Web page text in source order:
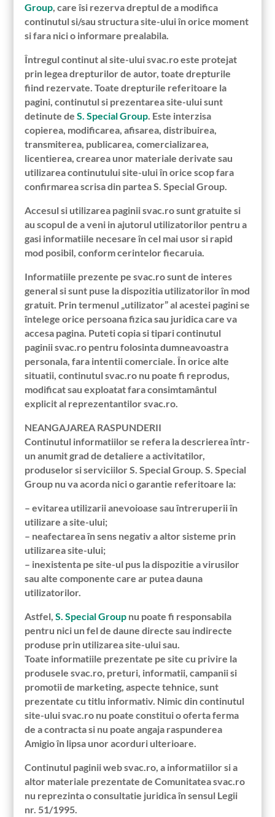
Group , care îsi rezerva dreptul de a modifica
continutul si/sau structura site-ului în orice moment
si fara nici o informare prealabila.
Întregul continut al site-ului svac.ro este protejat
prin legea drepturilor de autor, toate drepturile
fiind rezervate. Toate drepturile referitoare la
pagini, continutul si prezentarea site-ului sunt
detinute deS. Special Group . Este interzisa
copierea, modificarea, afisarea, distribuirea,
transmiterea, publicarea, comercializarea,
licentierea, crearea unor materiale derivate sau
utilizarea continutului site-ului în orice scop fara
confirmarea scrisa din partea S. Special Group.
Accesul si utilizarea paginii svac.ro sunt gratuite si
au scopul de a veni in ajutorul utilizatorilor pentru a
gasi informatiile necesare în cel mai usor si rapid
mod posibil, conform cerintelor fiecaruia.
Informatiile prezente pe svac.ro sunt de interes
general si sunt puse la dispozitia utilizatorilor în mod
gratuit. Prin termenul „utilizator” al acestei pagini se
întelege orice persoana fizica sau juridica care va
accesa pagina. Puteti copia si tipari continutul
paginii svac.ro pentru folosinta dumneavoastra
personala, fara intentii comerciale. În orice alte
situatii, continutul svac.ro nu poate fi reprodus,
modificat sau exploatat fara consimtamântul
explicit al reprezentantilor svac.ro.
NEANGAJAREA RASPUNDERII
Continutul informatiilor se refera la descrierea într-
un anumit grad de detaliere a activitatilor,
produselor si serviciilor S. Special Group. S. Special
Group nu va acorda nici o garantie referitoare la:
– evitarea utilizarii anevoioase sau întreruperii în
utilizare a site-ului;
– neafectarea în sens negativ a altor sisteme prin
utilizarea site-ului;
– inexistenta pe site-ul pus la dispozitie a virusilor
sau alte componente care ar putea dauna
utilizatorilor.
Astfel,S. Special Group nu poate fi responsabila
pentru nici un fel de daune directe sau indirecte
produse prin utilizarea site-ului sau.
Toate informatiile prezentate pe site cu privire la
produsele svac.ro, preturi, informatii, campanii si
promotii de marketing, aspecte tehnice, sunt
prezentate cu titlu informativ. Nimic din continutul
site-ului svac.ro nu poate constitui o oferta ferma
de a contracta si nu poate angaja raspunderea
Amigio în lipsa unor acorduri ulterioare.
Continutul paginii web svac.ro, a informatiilor si a
altor materiale prezentate de Comunitatea svac.ro
nu reprezinta o consultatie juridica în sensul Legii
nr. 51/1995.